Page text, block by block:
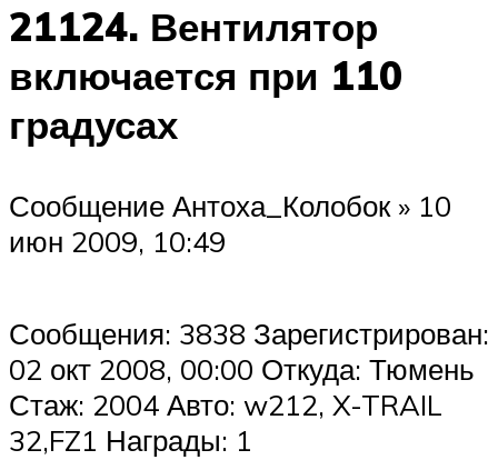
21124. Вентилятор
включается при 110
градусах
Сообщение Антоха_Колобок » 10
июн 2009, 10:49
Сообщения: 3838 Зарегистрирован:
02 окт 2008, 00:00 Откуда: Тюмень
Стаж: 2004 Авто: w212, X-TRAIL
32,FZ1 Награды: 1